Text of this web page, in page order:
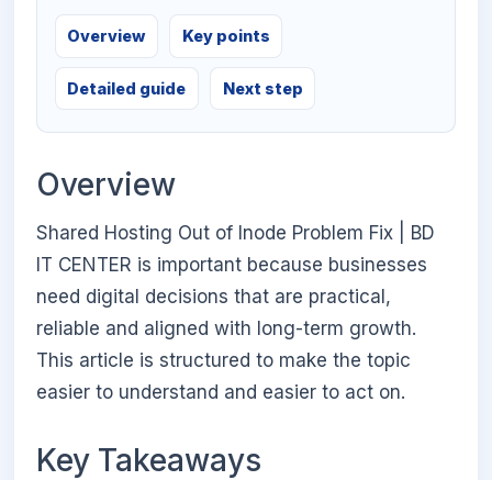
Overview Key points
Detailed guide Next step
Overview
Shared Hosting Out of Inode Problem Fix | BD
IT CENTER is important because businesses
need digital decisions that are practical,
reliable and aligned with long-term growth.
This article is structured to make the topic
easier to understand and easier to act on.
Key Takeaways